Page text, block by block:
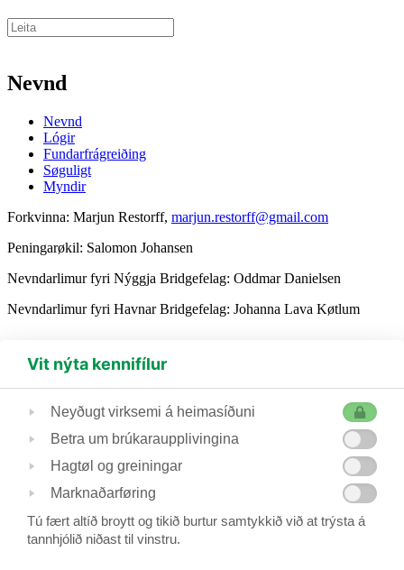
Nevnd
Nevnd
Lógir
Fundarfrágreiðing
Søguligt
Myndir
Forkvinna: Marjun Restorff, marjun.restorff@gmail.com
Peningarøkil: Salomon Johansen
Nevndarlimur fyri Nýggja Bridgefelag: Oddmar Danielsen
Nevndarlimur fyri Havnar Bridgefelag: Johanna Lava Køtlum
(+298) 230 435
bridge@bridge.fo
Hoydalsvegur 21, 100 Tórshavn, Postboks 1138,
Føroya Bridgesamband
- er fastur limur í Hugaítrótt Føroya
les viðtøkur
Vit nýta kennifílur
Neyðugt virksemi á heimasíðuni
Betra um brúkaraupplivingina
Hagtøl og greiningar
Marknaðarføring
Tú fært altíð broytt og tikið burtur samtykkið við at trýsta á
tannhjólið niðast til vinstru.